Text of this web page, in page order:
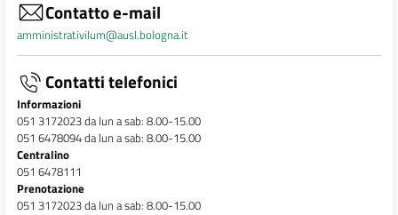
Contatto e-mail
amministrativilum@ausl.bologna.it
Contatti telefonici
Informazioni
051 3172023 da lun a sab: 8.00-15.00
051 6478094 da lun a sab: 8.00-15.00
Centralino
051 6478111
Prenotazione
051 3172023 da lun a sab: 8.00-15.00